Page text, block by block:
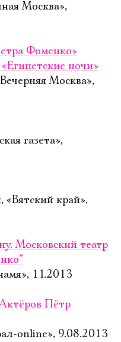
Москва»,
Фоменко»
ночи»
Москва»,
газета»,
край»,
Московский театр
11.2013
Пётр
online», 9.08.2013